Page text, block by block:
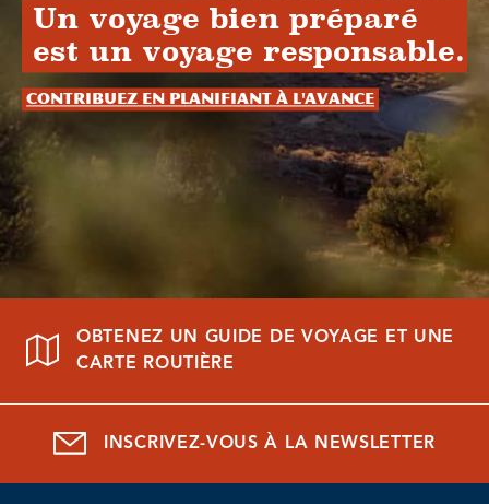
Un voyage bien préparé
est un voyage responsable.
Contribuez en planifiant à l'avance
OBTENEZ UN GUIDE DE VOYAGE ET UNE
CARTE ROUTIÈRE
INSCRIVEZ-VOUS À LA NEWSLETTER